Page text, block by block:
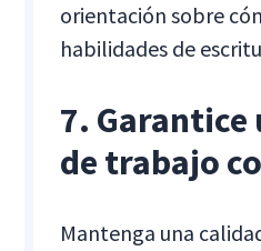
orientación sobre
habilidades de
7. Garantice
de trabajo
Mantenga una